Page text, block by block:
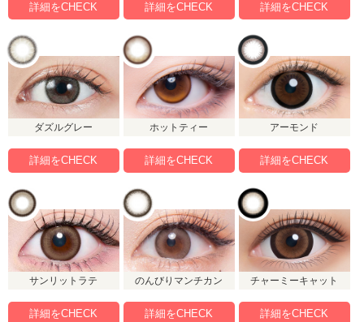
詳細をCHECK 詳細をCHECK 詳細をCHECK
ダズルグレー
詳細をCHECK
ホットティー
詳細をCHECK
アーモンド
詳細をCHECK
サンリットラテ
詳細をCHECK
のんびりマンチカン
詳細をCHECK
チャーミーキャット
詳細をCHECK